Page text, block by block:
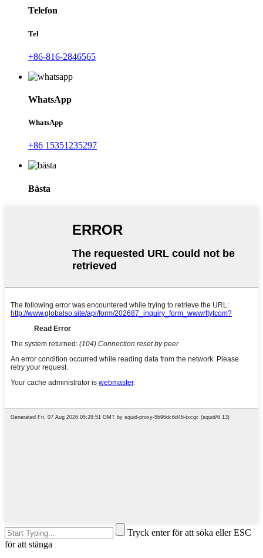
Telefon
Tel
+86-816-2846565
WhatsApp
WhatsApp
+86 15351235297
Bästa
Tryck enter för att söka eller ESC
för att stänga